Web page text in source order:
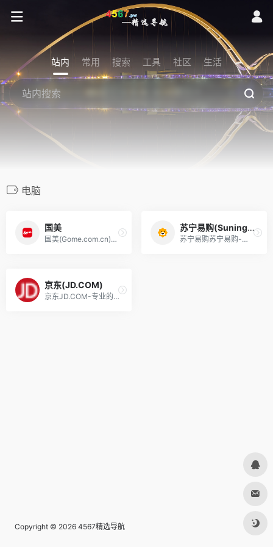
站内 常用 搜索 工具 社区 生活
电脑
国美
国美(Gome.com.cn)国美电器唯一官方网上商城，中国领先的专业家电网购平台.全球品牌电视、洗衣机、电脑、手机、数码、空调、电脑配件、生活电器、网络产品等正品行货，更低价格，更快送达，为您提供便捷、诚信的服务.
苏宁易购(Suning.com)
苏宁易购苏宁易购-综合网上购物平台，商品涵盖家电、手机、电脑、超市、母婴、服装、百货、海外购等品类。送货更准时、价格更超值、上新货更快，正品行货、全国联保、可门店自提，全网更低价，让您放心去喜欢！
京东(JD.COM)
京东JD.COM-专业的综合网上购物商城，为您提供正品低价的购物选择、优质便捷的服务体验。商品来自全球数十万品牌商家，囊括家电、手机、电脑、服装、居家、母婴、美妆、个护、食品、生鲜等丰富品类，满足各种购物需求。
Copyright © 2026 4567精选导航